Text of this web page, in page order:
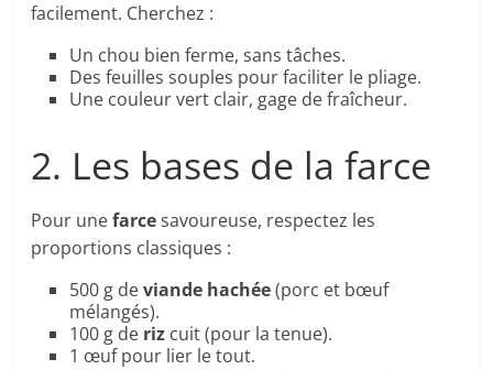
facilement. Cherchez :
Un chou bien ferme, sans tâches.
Des feuilles souples pour faciliter le pliage.
Une couleur vert clair, gage de fraîcheur.
2. Les bases de la farce
Pour unefarcesavoureuse, respectez les
proportions classiques :
500 g deviande hachée(porc et bœuf
mélangés).
100 g de riz cuit (pour la tenue).
1 œuf pour lier le tout.